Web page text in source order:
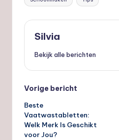
Silvia
Bekijk alle berichten
Bericht
navigatie
Vorige bericht
Beste
Vaatwastabletten:
Welk Merk Is Geschikt
voor Jou?